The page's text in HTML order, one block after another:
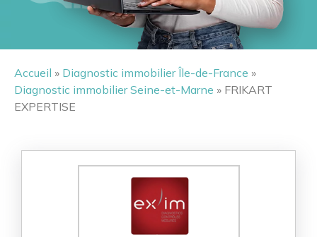
Accueil » Diagnostic immobilier Île-de-France »
Diagnostic immobilier Seine-et-Marne » FRIKART
EXPERTISE